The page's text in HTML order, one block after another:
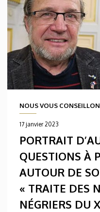
NOUS VOUS
17 janvier 2023
PORTRAIT
QUESTIONS À
AUTOUR DE
« TRAITE DES
NÉGRIERS DU